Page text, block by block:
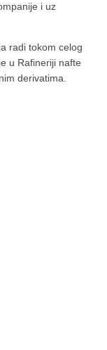
i uz
radi tokom celog
u Rafineriji nafte
derivatima.